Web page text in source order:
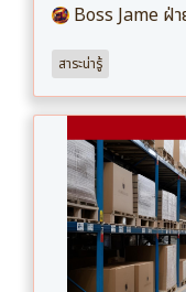
Boss Jame ฝ่
สาระน่ารู้